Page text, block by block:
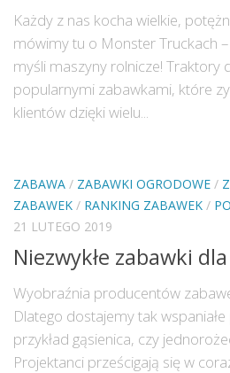
Każdy z nas kocha wielkie,
mówimy tu o Monster Truckach
myśli maszyny rolnicze! Traktory
popularnymi zabawkami, które
klientów dzięki wielu...
ZABAWA / ZABAWKI OGRODOWE /
ZABAWEK / RANKING ZABAWEK /
21 LUTEGO 2019
Niezwykłe zabawki
Wyobraźnia producentów
Dlatego dostajemy tak
przykład gąsienica, czy
Projektanci prześcigają się w